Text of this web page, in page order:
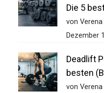
Die 5
von Verena
Dezember
Deadlift
besten
von Verena